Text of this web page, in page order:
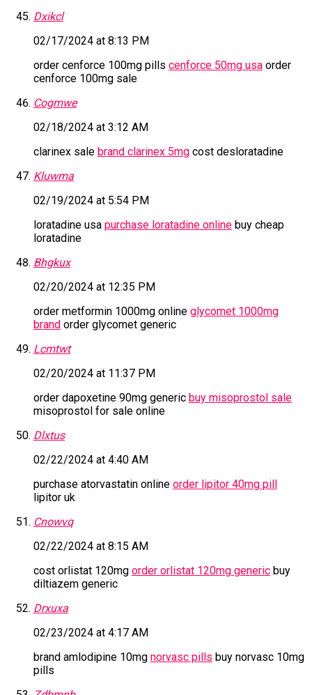
Dxikcl
02/17/2024 at 8:13 PM
order cenforce 100mg pills cenforce 50mg usa order
cenforce 100mg sale
Cogmwe
02/18/2024 at 3:12 AM
clarinex sale brand clarinex 5mg cost desloratadine
Kluwma
02/19/2024 at 5:54 PM
loratadine usa purchase loratadine online buy cheap
loratadine
Bhgkux
02/20/2024 at 12:35 PM
order metformin 1000mg online glycomet 1000mg
brand order glycomet generic
Lcmtwt
02/20/2024 at 11:37 PM
order dapoxetine 90mg generic buy misoprostol sale
misoprostol for sale online
Dlxtus
02/22/2024 at 4:40 AM
purchase atorvastatin online order lipitor 40mg pill
lipitor uk
Cnowvq
02/22/2024 at 8:15 AM
cost orlistat 120mg order orlistat 120mg generic buy
diltiazem generic
Drxuxa
02/23/2024 at 4:17 AM
brand amlodipine 10mg norvasc pills buy norvasc 10mg
pills